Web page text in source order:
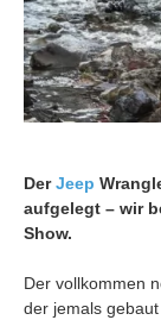
DerJeep
aufgelegt – wir
Show.
Der vollkommen
der jemals